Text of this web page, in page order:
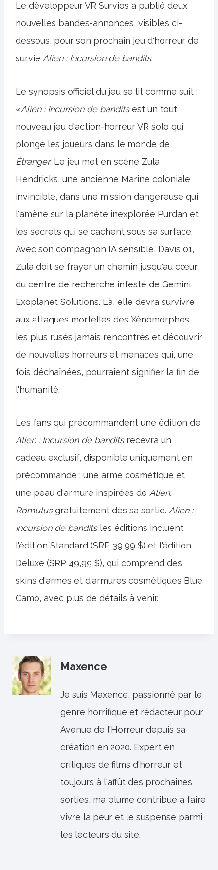
Le développeur VR Survios a publié deux
nouvelles bandes-annonces, visibles ci-
dessous, pour son prochain jeu d'horreur de
survie Alien : Incursion de bandits.
Le synopsis officiel du jeu se lit comme suit :
«Alien : Incursion de banditsest un tout
nouveau jeu d'action-horreur VR solo qui
plonge les joueurs dans le monde de
Étranger. Le jeu met en scène Zula
Hendricks, une ancienne Marine coloniale
invincible, dans une mission dangereuse qui
l'amène sur la planète inexplorée Purdan et
les secrets qui se cachent sous sa surface.
Avec son compagnon IA sensible, Davis 01,
Zula doit se frayer un chemin jusqu'au cœur
du centre de recherche infesté de Gemini
Exoplanet Solutions. Là, elle devra survivre
aux attaques mortelles des Xénomorphes
les plus rusés jamais rencontrés et découvrir
de nouvelles horreurs et menaces qui, une
fois déchaînées, pourraient signifier la fin de
l'humanité.
Les fans qui précommandent une édition de
Alien : Incursion de banditsrecevra un
cadeau exclusif, disponible uniquement en
précommande : une arme cosmétique et
une peau d'armure inspirées de Alien:
Romulusgratuitement dès sa sortie. Alien :
Incursion de banditsles éditions incluent
l'édition Standard (SRP 39,99 $) et l'édition
Deluxe (SRP 49,99 $), qui comprend des
skins d'armes et d'armures cosmétiques Blue
Camo, avec plus de détails à venir.
Maxence
Je suis Maxence, passionné par le
genre horrifique et rédacteur pour
Avenue de l'Horreur depuis sa
création en 2020. Expert en
critiques de films d'horreur et
toujours à l'affût des prochaines
sorties, ma plume contribue à faire
vivre la peur et le suspense parmi
les lecteurs du site.